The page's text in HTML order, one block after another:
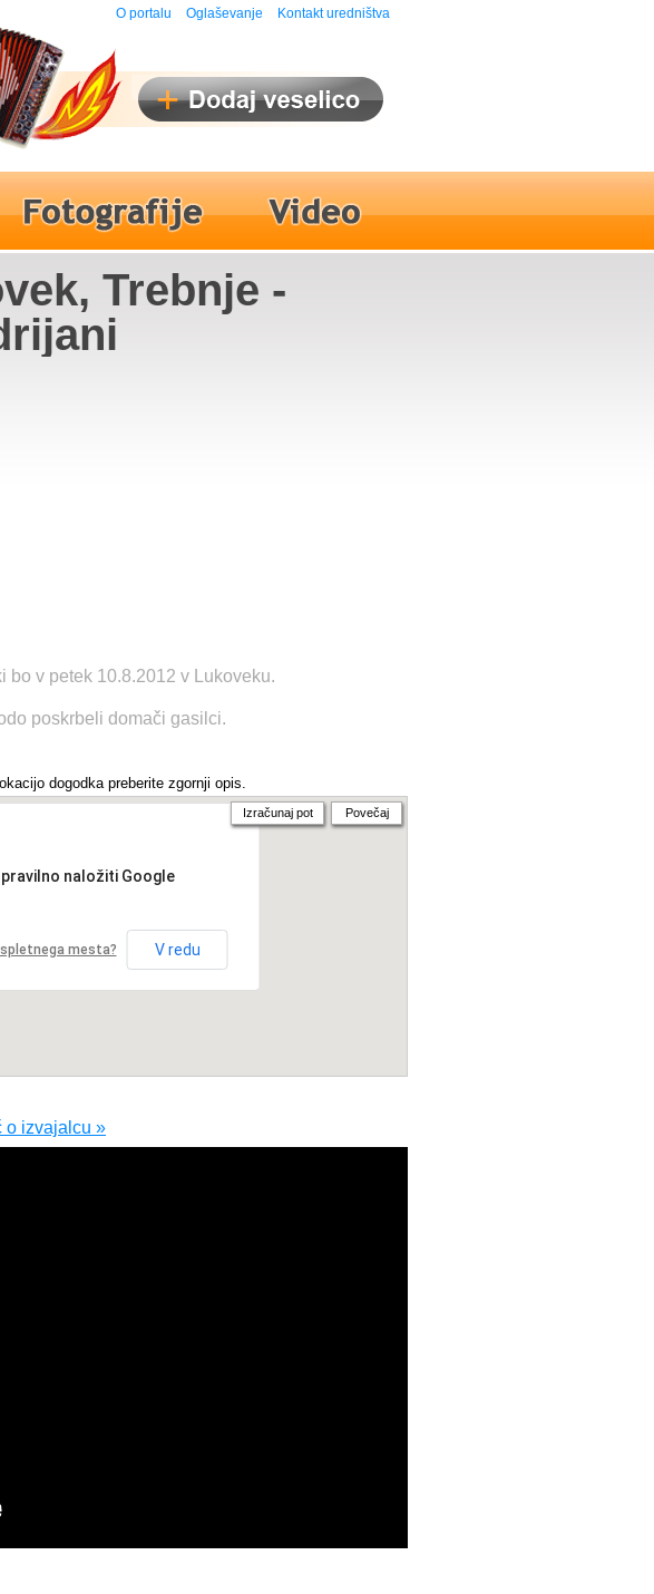
O portalu Oglaševanje Kontakt uredništva
Trebnje -
bo v petek 10.8.2012 v Lukoveku.
poskrbeli domači gasilci.
dogodka preberite zgornji opis.
naložiti Google
mesta? V redu
Izračunaj pot Povečaj
o izvajalcu »